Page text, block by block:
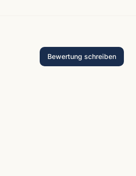
Bewertung schreiben